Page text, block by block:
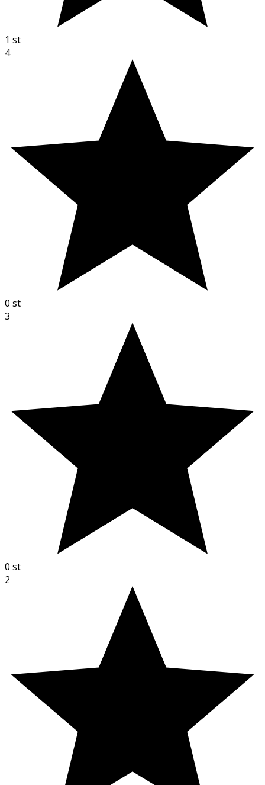
1 st
4
0 st
3
0 st
2